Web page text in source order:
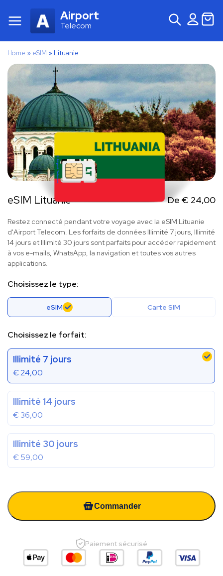
Airport
Telecom
Home » eSIM » Lituanie
eSIM Lituanie De € 24,00
Restez connecté pendant votre voyage avec la eSIM Lituanie
d'Airport Telecom. Les forfaits de données Illimité 7 jours, Illimité
14 jours et Illimité 30 jours sont parfaits pour accéder rapidement
à vos e-mails, WhatsApp, la navigation et toutes vos autres
applications.
Choisissez le type:
eSIM Carte SIM
Choisissez le forfait:
Illimité 7 jours
€24,00
Illimité 14 jours
€36,00
Illimité 30 jours
€59,00
Commander
Paiement sécurisé